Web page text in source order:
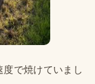
で焼けていまし